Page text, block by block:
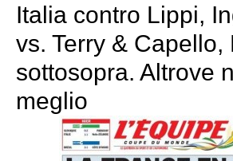
Italia contro Lippi,
vs. Terry & Capello,
sottosopra. Altrove
meglio